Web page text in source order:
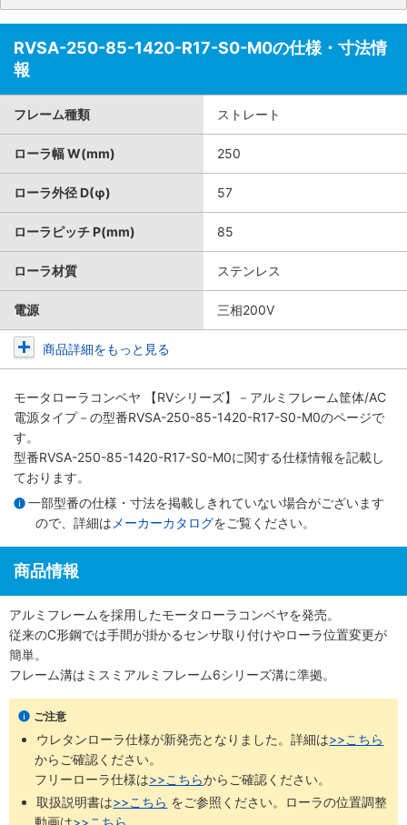
RVSA-250-85-1420-R17-S0-M0の仕様・寸法情
報
フレーム種類 ストレート
ローラ幅 W(mm) 250
ローラ外径 D(φ) 57
ローラピッチ P(mm) 85
ローラ材質 ステンレス
電源 三相200V
商品詳細をもっと見る
モータローラコンベヤ 【RVシリーズ】－アルミフレーム筐体/AC
電源タイプ－ の型番RVSA-250-85-1420-R17-S0-M0のページで
す。
型番RVSA-250-85-1420-R17-S0-M0に関する仕様情報を記載し
ております。
一部型番の仕様・寸法を掲載しきれていない場合がございます
ので、詳細は メーカーカタログをご覧ください。
商品情報
アルミフレームを採用したモータローラコンベヤを発売。
従来のC形鋼では手間が掛かるセンサ取り付けやローラ位置変更が
簡単。
フレーム溝はミスミアルミフレーム6シリーズ溝に準拠。
ご注意
ウレタンローラ仕様が新発売となりました。詳細は>>こちら
からご確認ください。 ​
フリーローラ仕様は>>こちらからご確認ください。
取扱説明書は>>こちら ​をご参照ください。ローラの位置調整
動画は>>こちら